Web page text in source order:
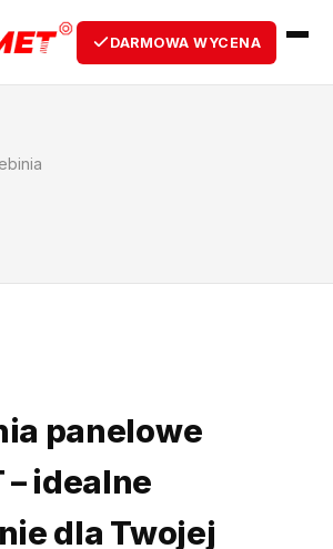
DARMOWA WYCENA
panelowe
– idealne
dla Twojej